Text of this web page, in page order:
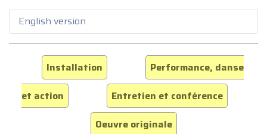
English version
Installation
Performance, danse
et action
Entretien et conférence
Oeuvre originale